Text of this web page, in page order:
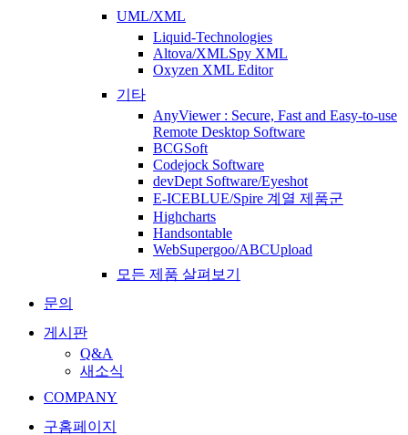
UML/XML
Liquid-Technologies
Altova/XMLSpy XML
Oxyzen XML Editor
기타
AnyViewer : Secure, Fast and Easy-to-use
Remote Desktop Software
BCGSoft
Codejock Software
devDept Software/Eyeshot
E-ICEBLUE/Spire 계열 제품군
Highcharts
Handsontable
WebSupergoo/ABCUpload
모든 제품 살펴보기
문의
게시판
Q&A
새소식
COMPANY
구홈페이지